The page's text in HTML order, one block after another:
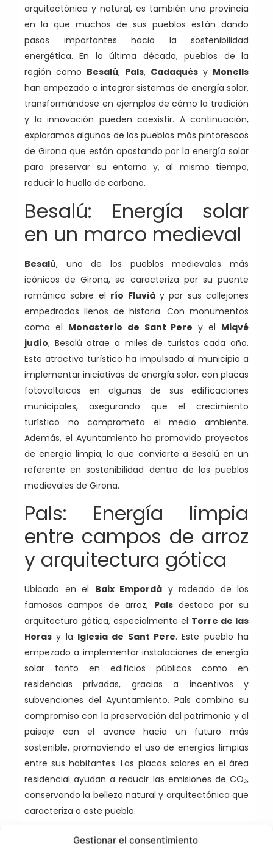
Gestionar el consentimiento
arquitectónica y natural, es también una provincia
en la que muchos de sus pueblos están dando
pasos importantes hacia la sostenibilidad
energética. En la última década, pueblos de la
región como Besalú, Pals, Cadaqués y Monells
han empezado a integrar sistemas de energía solar,
transformándose en ejemplos de cómo la tradición
y la innovación pueden coexistir. A continuación,
exploramos algunos de los pueblos más pintorescos
de Girona que están apostando por la energía solar
para preservar su entorno y, al mismo tiempo,
reducir la huella de carbono.
Besalú: Energía solar
en un marco medieval
Besalú, uno de los pueblos medievales más
icónicos de Girona, se caracteriza por su puente
románico sobre el río Fluviày por sus callejones
empedrados llenos de historia. Con monumentos
como el Monasterio de Sant Pere y el Miqvé
judío, Besalú atrae a miles de turistas cada año.
Este atractivo turístico ha impulsado al municipio a
implementar iniciativas de energía solar, con placas
fotovoltaicas en algunas de sus edificaciones
municipales, asegurando que el crecimiento
turístico no comprometa el medio ambiente.
Además, el Ayuntamiento ha promovido proyectos
de energía limpia, lo que convierte a Besalú en un
referente en sostenibilidad dentro de los pueblos
medievales de Girona.
Pals: Energía limpia
entre campos de arroz
y arquitectura gótica
Ubicado en el Baix Empordà y rodeado de los
famosos campos de arroz, Palsdestaca por su
arquitectura gótica, especialmente el Torre de las
Horas y la Iglesia de Sant Pere. Este pueblo ha
empezado a implementar instalaciones de energía
solar tanto en edificios públicos como en
residencias privadas, gracias a incentivos y
subvenciones del Ayuntamiento. Pals combina su
compromiso con la preservación del patrimonio y el
paisaje con el avance hacia un futuro más
sostenible, promoviendo el uso de energías limpias
entre sus habitantes. Las placas solares en el área
residencial ayudan a reducir las emisiones de CO₂,
conservando la belleza natural y arquitectónica que
caracteriza a este pueblo.
Cadaqués: Un pueblo